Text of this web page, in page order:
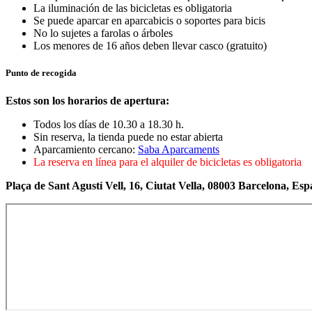
La iluminación de las bicicletas es obligatoria
Se puede aparcar en aparcabicis o soportes para bicis
No lo sujetes a farolas o árboles
Los menores de 16 años deben llevar casco (gratuito)
Punto de recogida
Estos son los horarios de apertura:
Todos los días de 10.30 a 18.30 h.
Sin reserva, la tienda puede no estar abierta
Aparcamiento cercano: Saba Aparcaments
La reserva en línea para el alquiler de bicicletas es obligatoria
Plaça de Sant Agustí Vell, 16, Ciutat Vella, 08003 Barcelona,